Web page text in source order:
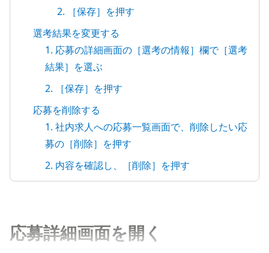
2. ［保存］を押す
選考結果を変更する
1. 応募の詳細画面の［選考の情報］欄で［選考
結果］を選ぶ
2. ［保存］を押す
応募を削除する
1. 社内求人への応募一覧画面で、削除したい応
募の［削除］を押す
2. 内容を確認し、［削除］を押す
応募詳細画面を開く